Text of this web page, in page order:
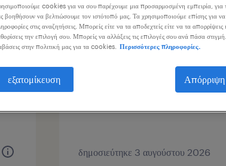
polish live chat agent
δημοσιεύτηκε 3 αυγούστου 2026
cookies για να σου παρέχουμε μια προσαρμοσμένη εμπειρία, για
βοηθήσουν να βελτιώσουμε τον ιστότοπό μας. Τα χρησιμοποιούμε επίσης για
στις αναζητήσεις. Μπορείς είτε να τα αποδεχτείς είτε να τα
την επιλογή σου. Μπορείς να αλλάξεις τις επιλογές σου ανά πάσα
στην πολιτική μας για τα cookies.
Περισσότερες πληροφορίες.
εξατομίκευση